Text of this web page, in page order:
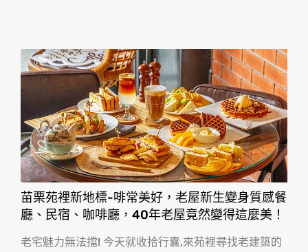
苗栗苑裡新地標-啡常美好，老屋新生變身質感餐
廳、民宿、咖啡廳，40年老屋竟然變得這麼美！
老宅魅力無法擋! 今天就收拾行囊,來苑裡尋找老建築的